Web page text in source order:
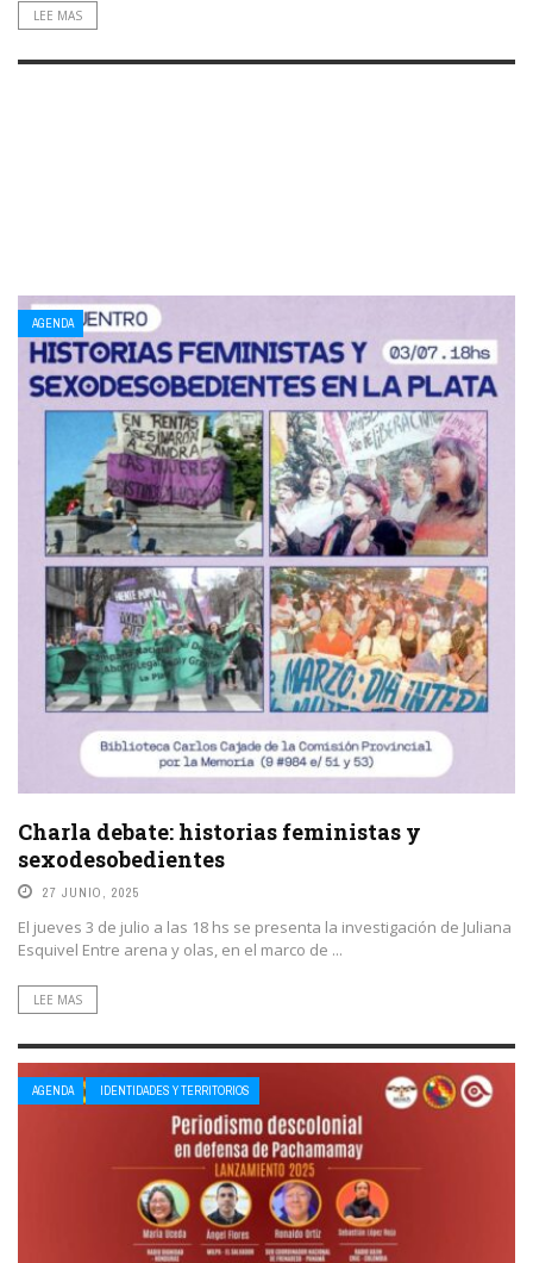
LEE MAS
AGENDA
Charla debate: historias feministas y
sexodesobedientes
27 JUNIO, 2025
El jueves 3 de julio a las 18 hs se presenta la investigación de Juliana
Esquivel Entre arena y olas, en el marco de ...
LEE MAS
AGENDA IDENTIDADES Y TERRITORIOS